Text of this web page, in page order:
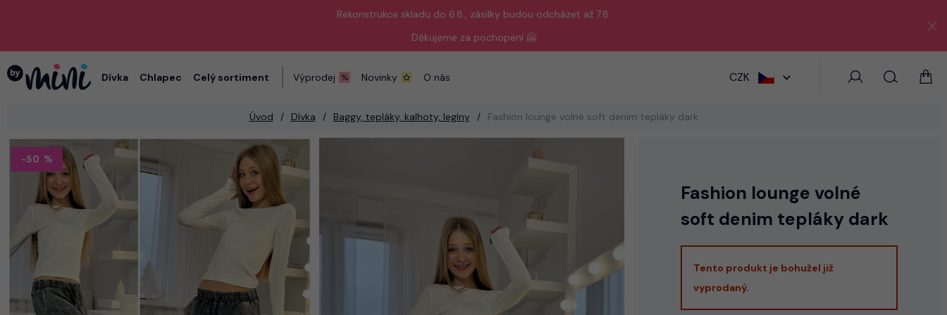
Rekonstrukce skladu do 6.8., zásilky budou odcházet až 7.8.
Děkujeme za pochopení 🤗
Dívka Chlapec Celý sortiment Výprodej Novinky O nás CZK
Úvod Dívka Baggy, tepláky, kalhoty, legíny Fashion lounge volné soft denim tepláky dark
-50
Fashion lounge volné
soft denim tepláky dark
Tento produkt je bohužel již
vyprodaný.